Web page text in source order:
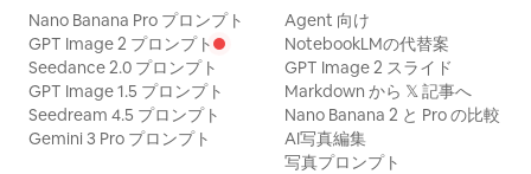
Nano Banana Pro プロンプト
GPT Image 2 プロンプト
Seedance 2.0 プロンプト
GPT Image 1.5 プロンプト
Seedream 4.5 プロンプト
Gemini 3 Pro プロンプト
Agent 向け
NotebookLMの代替案
GPT Image 2 スライド
Markdown から 𝕏 記事へ
Nano Banana 2 と Pro の比較
AI写真編集
写真プロンプト